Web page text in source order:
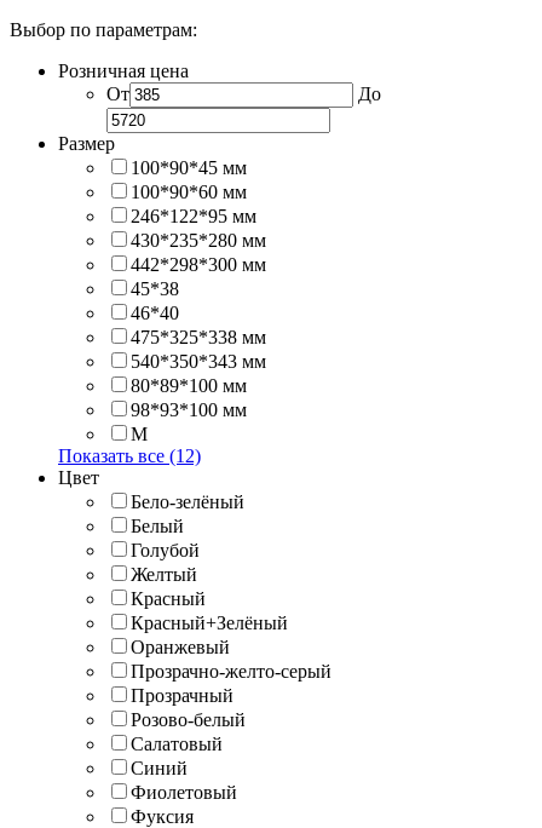
Выбор по параметрам:
Розничная цена
От
До
Размер
100*90*45 мм
100*90*60 мм
246*122*95 мм
430*235*280 мм
442*298*300 мм
45*38
46*40
475*325*338 мм
540*350*343 мм
80*89*100 мм
98*93*100 мм
M
Показать все (12)
Цвет
Бело-зелёный
Белый
Голубой
Желтый
Красный
Красный+Зелёный
Оранжевый
Прозрачно-желто-серый
Прозрачный
Розово-белый
Салатовый
Синий
Фиолетовый
Фуксия